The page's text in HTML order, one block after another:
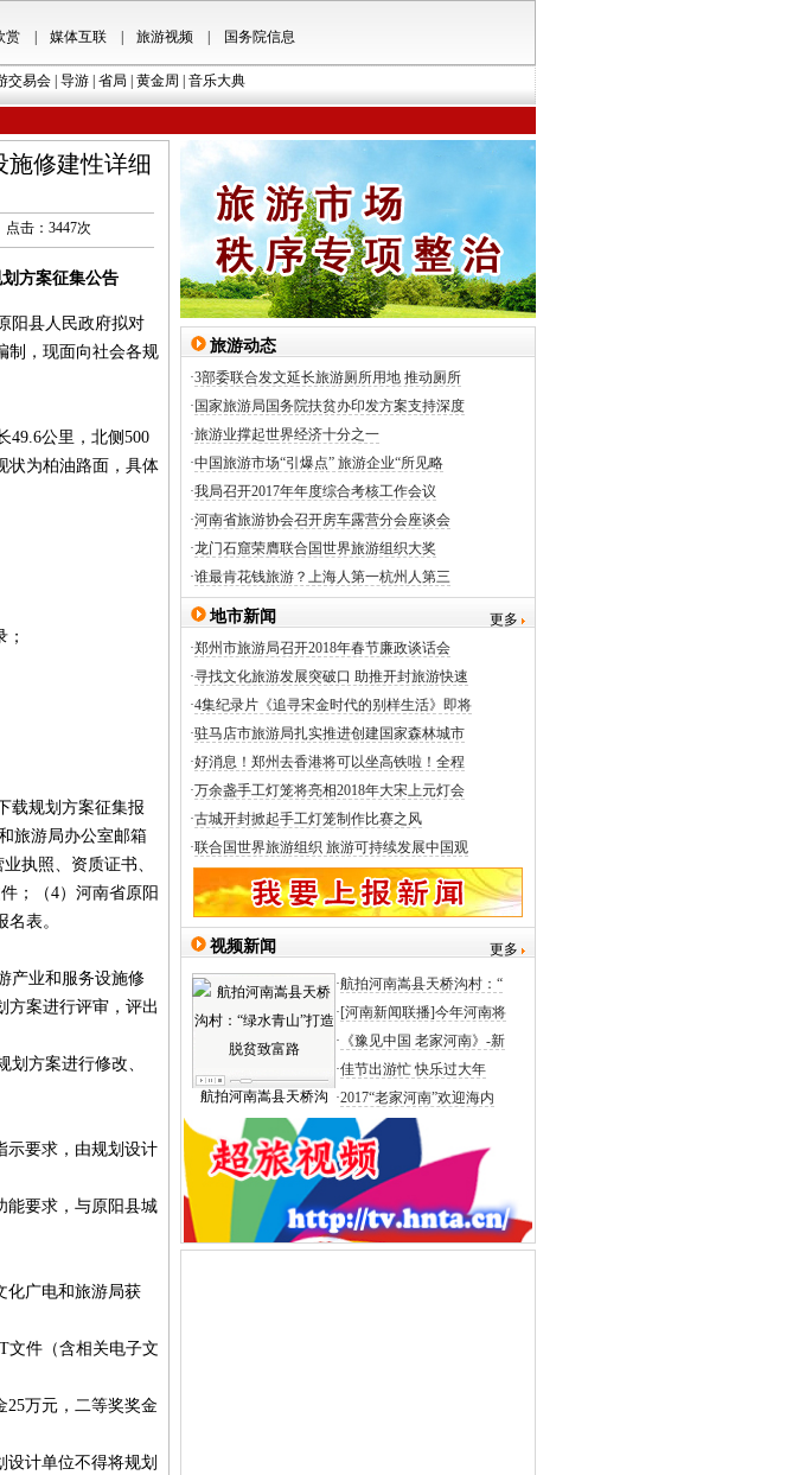
赏| 媒体互联| 旅游视频| 国务院信息
交易会 导游 省局 黄金周 音乐大典
施修建性详细
击： 3447次
方案征集公告
阳县人民政府拟对
制，现面向社会各规
公里，北侧500
状为柏油路面，具体
载规划方案征集报
旅游局办公室邮箱
执照、资质证书、
；（4）河南省原阳
表。
产业和服务设施修
方案进行评审，评出
方案进行修改、
示要求，由规划设计
能要求，与原阳县城
化广电和旅游局获
文件（含相关电子文
万元，二等奖奖金
计单位不得将规划
旅游动态
·3部委联合发文延长旅游厕所用地 推动厕所
· 国家旅游局国务院扶贫办印发方案支持深度
·旅游业撑起世界经济十分之一
·中国旅游市场“引爆点” 旅游企业“所见略
·我局召开2017年年度综合考核工作会议
·河南省旅游协会召开房车露营分会座谈会
·龙门石窟荣膺联合国世界旅游组织大奖
·谁最肯花钱旅游？上海人第一杭州人第三
地市新闻
更多
·郑州市旅游局召开2018年春节廉政谈话会
·寻找文化旅游发展突破口 助推开封旅游快速
·4集纪录片《追寻宋金时代的别样生活》即将
·驻马店市旅游局扎实推进创建国家森林城市
·好消息！郑州去香港将可以坐高铁啦！全程
·万余盏手工灯笼将亮相2018年大宋上元灯会
·古城开封掀起手工灯笼制作比赛之风
·联合国世界旅游组织 旅游可持续发展中国观
视频新闻 更多
航拍河南嵩县天桥沟
·航拍河南嵩县天桥沟村：“
·[河南新闻联播]今年河南将
· 《豫见中国 老家河南》-新
·佳节出游忙 快乐过大年
·2017“老家河南”欢迎海内